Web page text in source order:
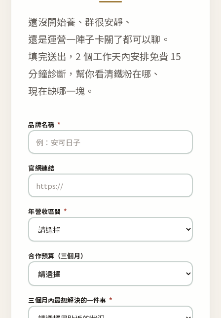
還沒開始養、群很安靜、
還是運營一陣子卡關了都可以聊。
填完送出，2 個工作天內安排免費 15
分鐘診斷，幫你看清鐵粉在哪、
現在缺哪一塊。
品牌名稱 *
官網連結
年營收區間 *
合作預算（三個月）
三個月內最想解決的一件事 *